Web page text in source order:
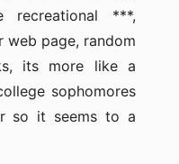
recreational ***,
page, random
its more like a
sophomores
so it seems to a